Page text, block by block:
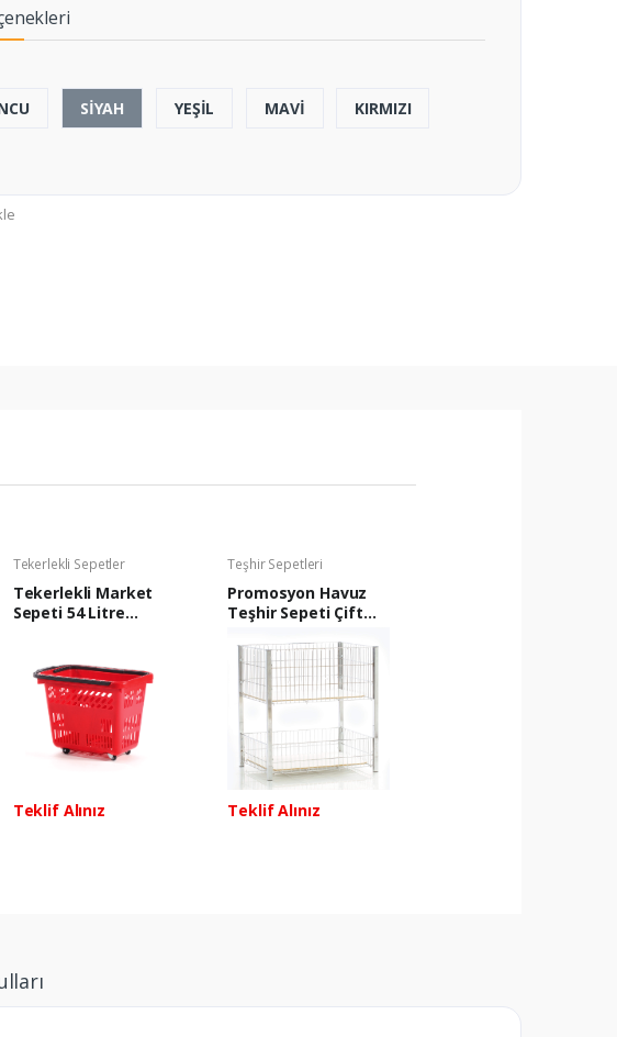
SİYAH YEŞİL MAVİ KIRMIZI
Tekerlekli Sepetler
Tekerlekli Market
Sepeti 54 Litre
Teklif Alınız
Teşhir Sepetleri
Promosyon Havuz
Teşhir Sepeti Çift
Teklif Alınız